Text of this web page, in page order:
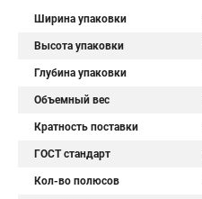
Ширина упаковки
Высота упаковки
Глубина упаковки
Объемный вес
Кратность поставки
ГОСТ стандарт
Кол-во полюсов